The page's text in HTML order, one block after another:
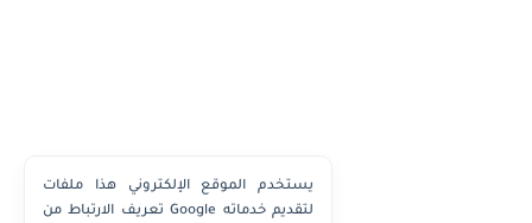
يستخدم الموقع الإلكتروني هذا ملفات
تعريف الارتباط من Google لتقديم خدماته